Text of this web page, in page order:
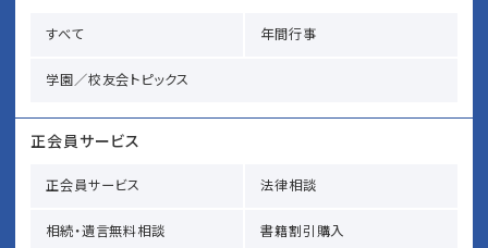
すべて 年間行事
学園／校友会トピックス
正会員サービス
正会員サービス 法律相談
相続・遺言無料相談 書籍割引購入